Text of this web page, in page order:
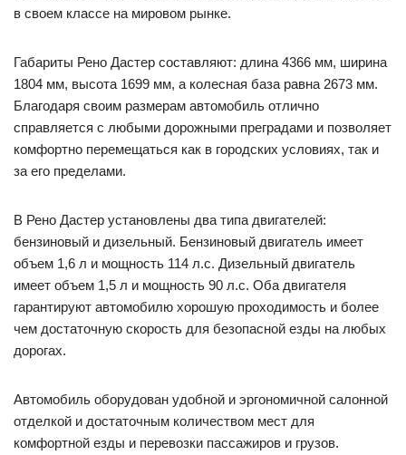
в своем классе на мировом рынке.
Габариты Рено Дастер составляют: длина 4366 мм, ширина
1804 мм, высота 1699 мм, а колесная база равна 2673 мм.
Благодаря своим размерам автомобиль отлично
справляется с любыми дорожными преградами и позволяет
комфортно перемещаться как в городских условиях, так и
за его пределами.
В Рено Дастер установлены два типа двигателей:
бензиновый и дизельный. Бензиновый двигатель имеет
объем 1,6 л и мощность 114 л.с. Дизельный двигатель
имеет объем 1,5 л и мощность 90 л.с. Оба двигателя
гарантируют автомобилю хорошую проходимость и более
чем достаточную скорость для безопасной езды на любых
дорогах.
Автомобиль оборудован удобной и эргономичной салонной
отделкой и достаточным количеством мест для
комфортной езды и перевозки пассажиров и грузов.